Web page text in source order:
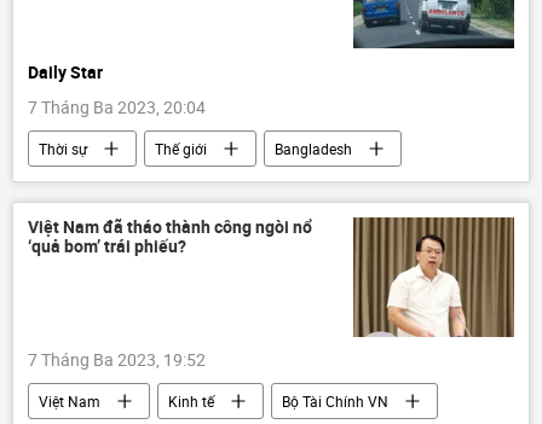
Daily Star
7 Tháng Ba 2023, 20:04
Thời sự Thế giới
Bangladesh
Báo chí thế giới
vụ đánh bom
Việt Nam đã tháo thành công ngòi nổ
‘quả bom’ trái phiếu?
7 Tháng Ba 2023, 19:52
Việt Nam Kinh tế Bộ Tài Chính VN